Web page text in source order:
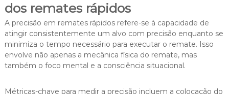
dos remates rápidos
A precisão em remates rápidos refere-se à capacidade de
atingir consistentemente um alvo com precisão enquanto se
minimiza o tempo necessário para executar o remate. Isso
envolve não apenas a mecânica física do remate, mas
também o foco mental e a consciência situacional.
Métricas-chave para medir a precisão incluem a colocação do